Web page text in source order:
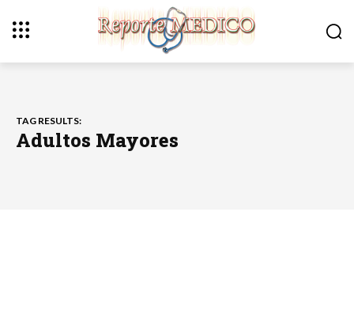
TAG RESULTS:
Adultos Mayores